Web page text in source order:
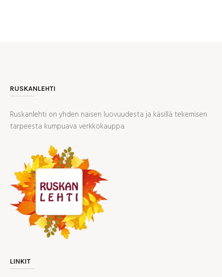
RUSKANLEHTI
Ruskanlehti on yhden naisen luovuudesta ja käsillä tekemisen
tarpeesta kumpuava verkkokauppa.
LINKIT